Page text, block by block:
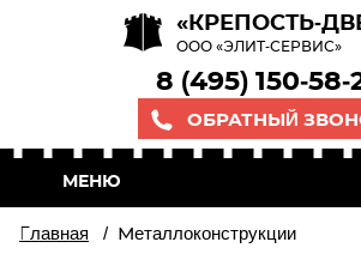
«КРЕПОСТЬ-
ООО «ЭЛИТ-СЕРВИС»
8 (495) 150-58-
ОБРАТНЫЙ
МЕНЮ
Главная / Металлоконструкции